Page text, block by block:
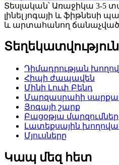
Տեսլական՝ Առաջիկա 3-5
լինել յոգայի և
և արտահանող
Տեղեկատվություն
Դիմադրության
Հիպի ժապավեն
Մինի Լուփ Բենդ
Մարզասրահի
Յոգայի շարք
Բացօթյա մարզումներ
Լատեքսային
Մյուսները
Կապ մեզ հետ